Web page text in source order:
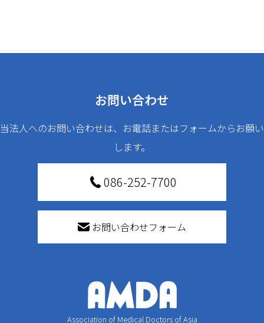
お問い合わせ
当法人へのお問い合わせは、お電話またはフォームからお願い
します。
086-252-7700
お問い合わせフォーム
Association of Medical Doctors of Asia